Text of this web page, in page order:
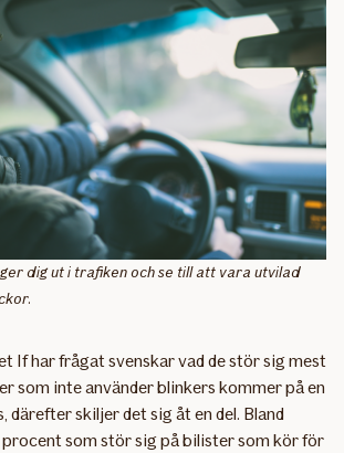
dig ut i trafiken och se till att vara utvilad
If har frågat svenskar vad de stör sig mest
som inte använder blinkers kommer på en
därefter skiljer det sig åt en del. Bland
procent som stör sig på bilister som kör för